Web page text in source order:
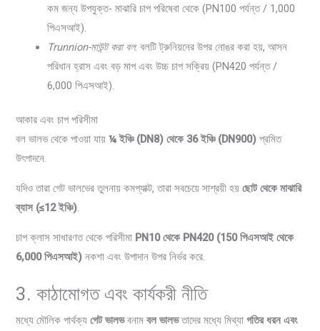
কম জন্য উপযুক্ত- মাঝারি চাপ পরিষেবা থেকে (PN100 পর্যন্ত / 1,000
পিএসআই).
Trunnion-মাউন্ট করা বল: বলটি ট্রুনিয়নের উপর নোঙর করা হয়, আসন
পরিধান হ্রাস এবং বড় মাপ এবং উচ্চ চাপ সক্রিয় (PN420 পর্যন্ত /
6,000 পিএসআই).
আকার এবং চাপ পরিসীমা
বল ভালভ থেকে পাওয়া যায়¼ ইঞ্চি (DN8) থেকে 36 ইঞ্চি (DN900) প্রমিত
উৎপাদনে.
যদিও তারা গেট ভালভের তুলনায় কমপ্যাক্ট, তারা সবচেয়ে সাশ্রয়ী হয়ছোট থেকে মাঝারি
ব্যাস (≤12 ইঞ্চি).
চাপ ক্লাস সাধারণত থেকে পরিসীমা PN10 থেকে PN420 (150 পিএসআই থেকে
6,000 পিএসআই) নকশা এবং উপাদান উপর নির্ভর করে.
3. কাঠামোগত এবং কার্যকরী নীতি
মধ্যে মৌলিক পার্থক্যগেট ভালভবনামবল ভালভতাদের মধ্যে মিথ্যাগতির ধরন এবং